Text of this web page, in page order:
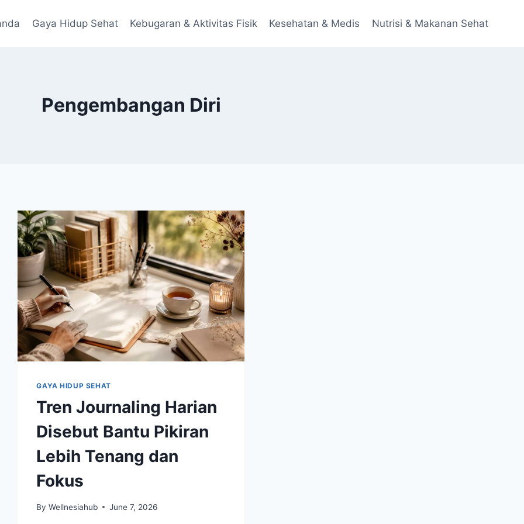
Gaya Hidup Sehat Kebugaran & Aktivitas Fisik Kesehatan & Medis Nutrisi & Makanan Sehat
Pengembangan Diri
GAYA HIDUP SEHAT
Tren Journaling Harian
Disebut Bantu Pikiran
Lebih Tenang dan
Fokus
By Wellnesiahub June 7, 2026